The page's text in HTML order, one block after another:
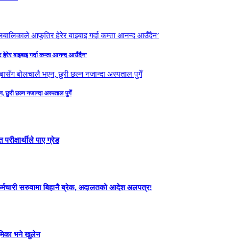
बाइबाइ गर्दा कम्ता आनन्द आउँदैन’
छुरी छल्न नजान्दा अस्पताल पुगेँ
पाए ग्रेड
कर्मचारी सरुवामा बिहानै ब्रेक, अदालतको आदेश अलपत्र!
भने खुलेन